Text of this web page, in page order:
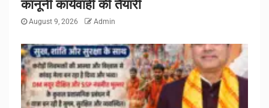
कानूनी कार्यवाही की तैयारी
August 9, 2026 Admin